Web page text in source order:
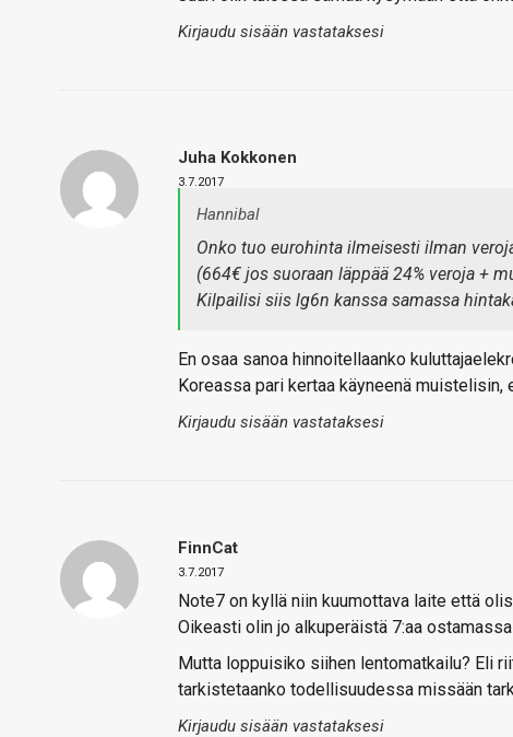
Kirjaudu sisään vastataksesi
Juha Kokkonen
3.7.2017
Hannibal
Onko tuo eurohinta ilmeisesti ilman
(664€ jos suoraan läppää 24% veroja +
Kilpailisi siis lg6n kanssa samassa
En osaa sanoa hinnoitellaanko
Koreassa pari kertaa käyneenä
Kirjaudu sisään vastataksesi
FinnCat
3.7.2017
Note7 on kyllä niin kuumottava laite että
Oikeasti olin jo alkuperäistä 7:aa
Mutta loppuisiko siihen lentomatkailu? Eli
tarkistetaanko todellisuudessa missään
Kirjaudu sisään vastataksesi